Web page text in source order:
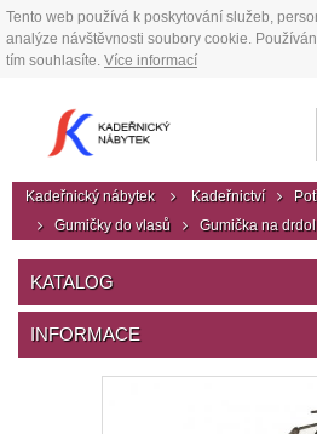
Tento web používá k poskytování služeb,
analýze návštěvnosti soubory cookie.
tím souhlasíte. Více informací
Kadeřnický nábytek Kadeřnictví
Gumičky do vlasů
Gumička na
KATALOG
INFORMACE